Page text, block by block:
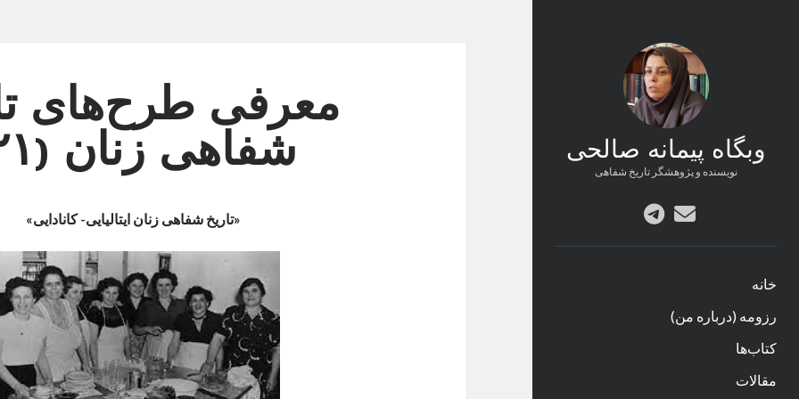
وبگاه پیمانه صالحی
نویسنده و پژوهشگر تاریخ شفاهی
پستtelegram
خانه
رزومه (درباره من)
کتاب‌ها
مقالات
معرفی طرح‌های
شفاهی زنان (۲۱)
«تاریخ شفاهی زنان ایتالیایی- کانادایی»